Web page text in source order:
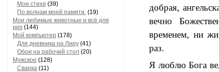
Мои стихи (39)
По волнам моей памяти. (19)
Мои любимые животные и всё для
них (144)
Мой компьютер (178)
Для дневника на Лиру (41)
Обои на рабочий стол (20)
Мужское (128)
Сварка (11)
добрая,
вечно
временем, ни
раз.
Я люблю Бога